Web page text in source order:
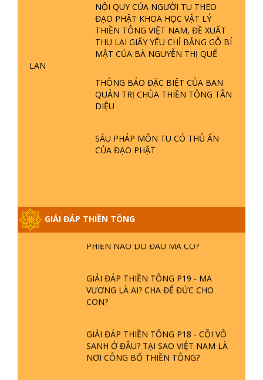
NỘI QUY CỦA NGƯỜI TU THEO
ĐẠO PHẬT KHOA HỌC VẬT LÝ
THIỀN TÔNG VIỆT NAM, ĐỀ XUẤT
THU LẠI GIẤY YẾU CHỈ BẢNG GỖ BÍ
MẬT CỦA BÀ NGUYỄN THỊ QUẾ
LAN
THÔNG BÁO ĐẶC BIỆT CỦA BAN
QUẢN TRỊ CHÙA THIỀN TÔNG TÂN
DIỆU
SÁU PHÁP MÔN TU CÓ THỦ ẤN
CỦA ĐẠO PHẬT
GIẢI ĐÁP THIỀN TÔNG
ĐÀNG Ở ĐÂU? ĐỊA NGỤC Ở ĐÂU?
ĐỨC CHÚA TRỜI LÀ AI? QUỶ SA
TĂNG? | TTTD
GIẢI ĐÁP THIỀN TÔNG ĐẶC BIỆT P22
- LŨ LỤT - HỎA HOẠN | TTTD
GIẢI ĐÁP THIỀN TÔNG ĐẶC BIỆT P21
BƯỚC TRÊN HOA SEN ? | TTTD
GIẢI ĐÁP THIỀN TÔNG ĐẶC BIỆT
PHẦN 20 - BÁC NGUYỄN NHÂN LÀ AI?
PHIỀN NÃO DO ĐÂU MÀ CÓ?
GIẢI ĐÁP THIỀN TÔNG P19 - MA
VƯƠNG LÀ AI? CHA ĐỂ ĐỨC CHO
CON?
GIẢI ĐÁP THIỀN TÔNG P18 - CÕI VÔ
SANH Ở ĐÂU? TẠI SAO VIỆT NAM LÀ
NƠI CÔNG BỐ THIỀN TÔNG?